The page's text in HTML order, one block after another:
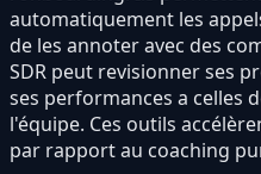
automatiquement les
de les annoter avec des
SDR peut revisionner ses
ses performances a celles
l'équipe. Ces outils
par rapport au coaching